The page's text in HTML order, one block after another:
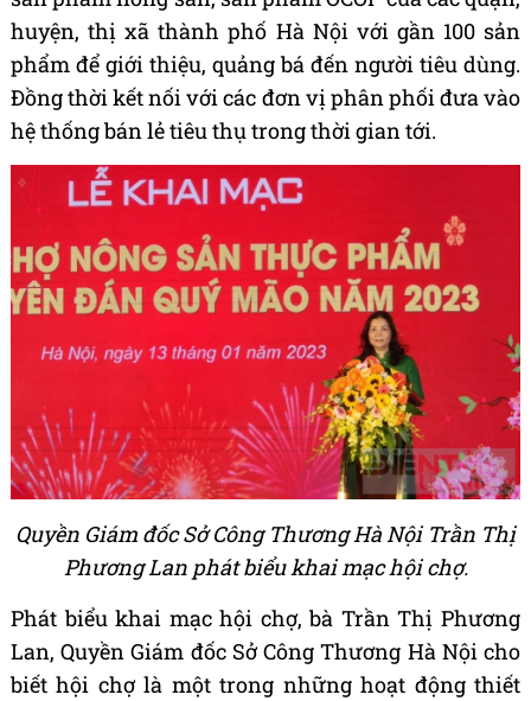
huyện, thị xã thành phố Hà Nội với gần 100 sản
phẩm để giới thiệu, quảng bá đến người tiêu dùng.
Đồng thời kết nối với các đơn vị phân phối đưa vào
hệ thống bán lẻ tiêu thụ trong thời gian tới.
Quyền Giám đốc Sở Công Thương Hà Nội Trần Thị
Phương Lan phát biểu khai mạc hội chợ.
Phát biểu khai mạc hội chợ, bà Trần Thị Phương
Lan, Quyền Giám đốc Sở Công Thương Hà Nội cho
biết hội chợ là một trong những hoạt động thiết